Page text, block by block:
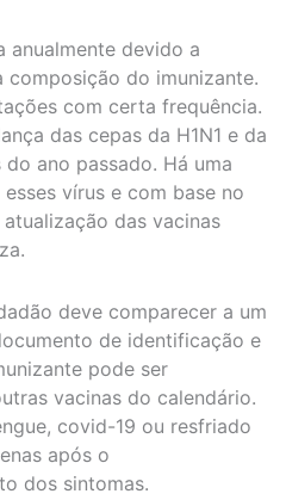
anualmente devido a
composição do imunizante.
com certa frequência.
das cepas da H1N1 e da
ano passado. Há uma
vírus e com base no
das vacinas
deve comparecer a um
de identificação e
pode ser
vacinas do calendário.
covid-19 ou resfriado
após o
dos sintomas.